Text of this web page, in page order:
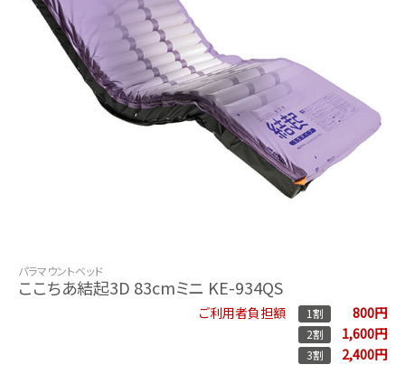
パラマウントベッド
ここちあ結起3D 83cmミニ KE-934QS
ご利用者負担額 1割 800円
2割 1,600円
3割 2,400円